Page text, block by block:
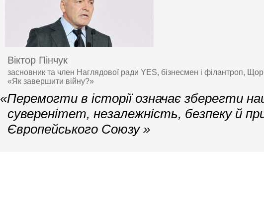
Віктор Пінчук
засновник та член Наглядової ради YES, бізнесмен і філантроп,
«Як завершити війну?»
«Перемогти в історії означає зберегти
суверенітет, незалежність, безпеку й
Європейського Союзу »